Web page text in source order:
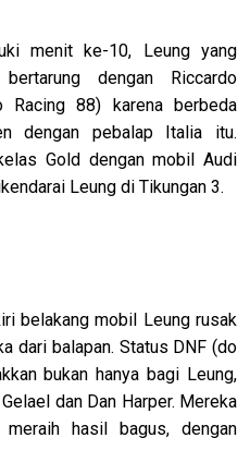
menit ke-10, Leung yang
dengan Riccardo
Racing 88) karena berbeda
dengan pebalap Italia itu.
Gold dengan mobil Audi
Leung di Tikungan 3.
belakang mobil Leung rusak
dari balapan. Status DNF (do
bukan hanya bagi Leung,
dan Dan Harper. Mereka
hasil bagus, dengan